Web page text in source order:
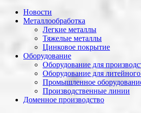
Новости
Металлообработка
Легкие металлы
Тяжелые металлы
Цинковое покрытие
Оборудование
Оборудование для
Оборудование для
Промышленное
Производственные линии
Доменное производство